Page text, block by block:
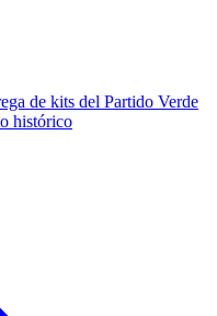
de kits del Partido Verde
histórico